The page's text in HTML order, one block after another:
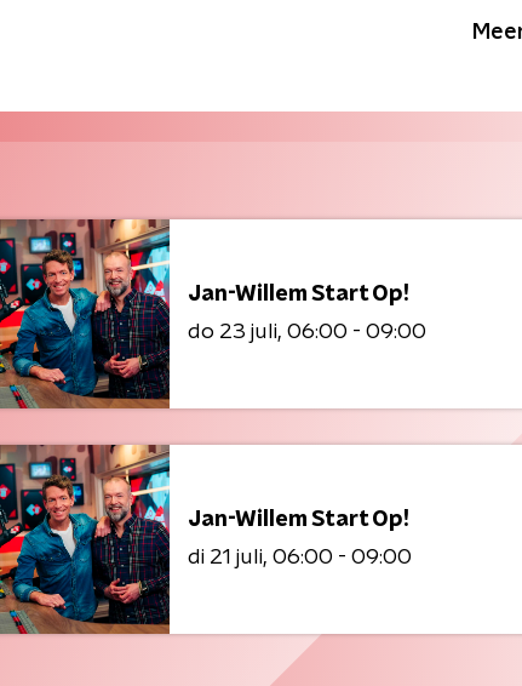
Jan-Willem Start Op!
do 23 juli 06:00 - 09:00
Jan-Willem Start Op!
di 21 juli 06:00 - 09:00